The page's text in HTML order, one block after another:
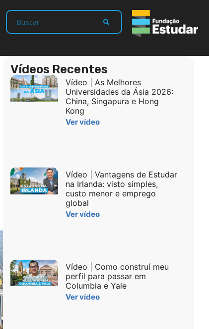
Vídeos Recentes
Vídeo | As Melhores
Universidades da Ásia 2026:
China, Singapura e Hong
Kong
Ver vídeo
Vídeo | Vantagens de Estudar
na Irlanda: visto simples,
custo menor e emprego
global
Ver vídeo
Vídeo | Como construí meu
perfil para passar em
Columbia e Yale
Ver vídeo